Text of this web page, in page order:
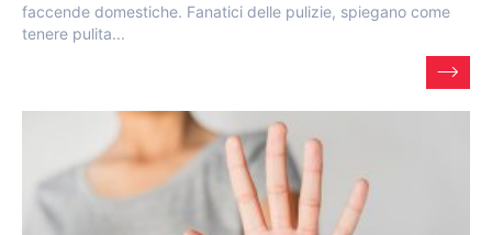
faccende domestiche. Fanatici delle pulizie, spiegano come
tenere pulita...